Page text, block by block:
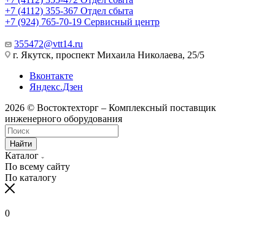
+7 (4112) 355-367 Отдел сбыта
+7 (924) 765-70-19 Сервисный центр
355472@vtt14.ru
г. Якутск, проспект Михаила Николаева, 25/5
Вконтакте
Яндекс.Дзен
2026 © Востоктехторг – Комплексный поставщик
инженерного оборудования
Найти
Каталог
По всему сайту
По каталогу
0